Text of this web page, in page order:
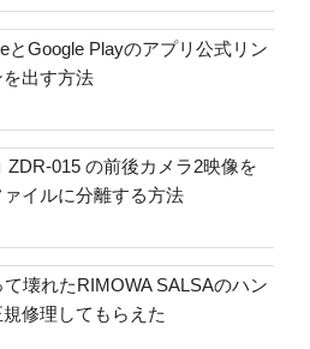
とGoogle Playのアプリ公式リン
を出す方法
ZDR-015 の前後カメラ2映像を
イルに分離する方法
て壊れたRIMOWA SALSAのハン
規修理してもらえた